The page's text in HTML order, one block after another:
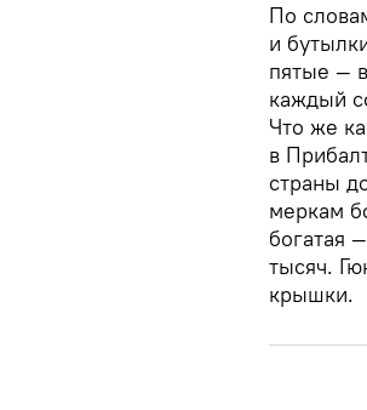
По
и
пятые —
каждый
Что же
в
страны
меркам
богатая
тысяч.
крышки.